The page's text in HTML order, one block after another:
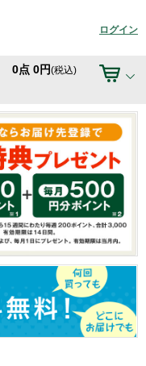
ログイン
0点 0円(税込)